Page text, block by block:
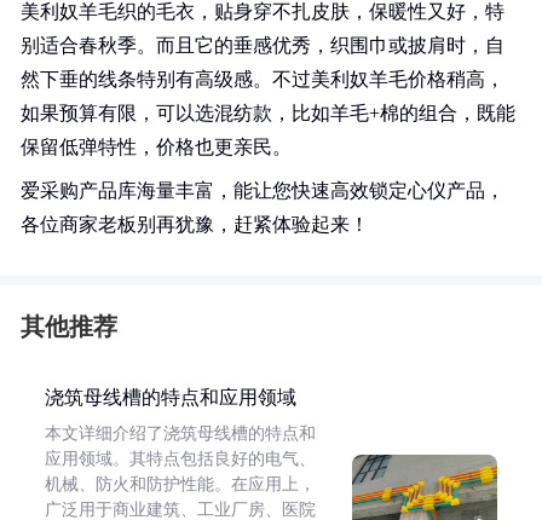
美利奴羊毛织的毛衣，贴身穿不扎皮肤，保暖性又好，特
别适合春秋季。而且它的垂感优秀，织围巾或披肩时，自
然下垂的线条特别有高级感。不过美利奴羊毛价格稍高，
如果预算有限，可以选混纺款，比如羊毛+棉的组合，既能
保留低弹特性，价格也更亲民。
爱采购产品库海量丰富，能让您快速高效锁定心仪产品，
各位商家老板别再犹豫，赶紧体验起来！
其他推荐
浇筑母线槽的特点和应用领域
本文详细介绍了浇筑母线槽的特点和
应用领域。其特点包括良好的电气、
机械、防火和防护性能。在应用上，
广泛用于商业建筑、工业厂房、医院